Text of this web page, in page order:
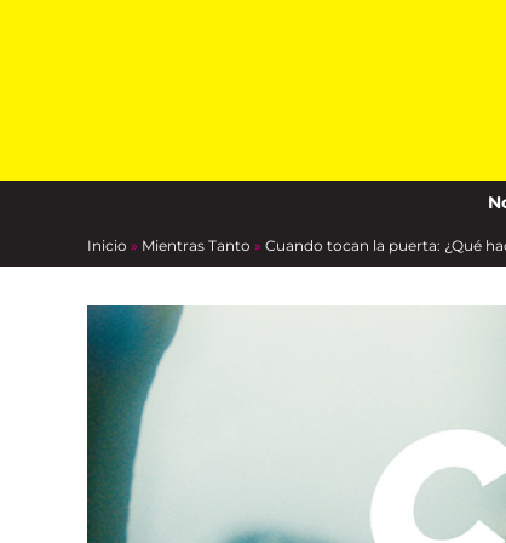
Inicio » Mientras Tanto » Cuando tocan la puerta: ¿Qué